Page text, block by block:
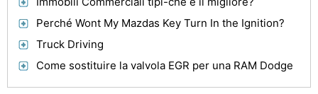
Perché Wont My Mazdas Key Turn In the Ignition?
Truck Driving
Come sostituire la valvola EGR per una RAM Dodge